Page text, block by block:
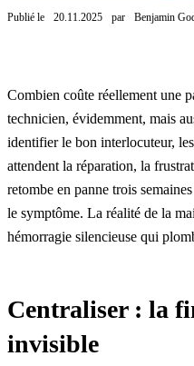
Publié le 20.11.2025 par Benjamin
Combien coûte réellement une
technicien, évidemment, mais
identifier le bon interlocuteur,
attendent la réparation, la
retombe en panne trois
le symptôme. La réalité de la
hémorragie silencieuse qui
Centraliser : la
invisible